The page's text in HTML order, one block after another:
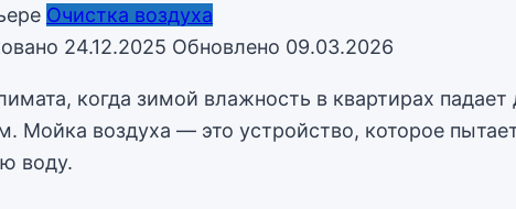
Очистка воздуха
24.12.2025 Обновлено 09.03.2026
когда зимой влажность в квартирах
Мойка воздуха — это устройство, которое
воду.